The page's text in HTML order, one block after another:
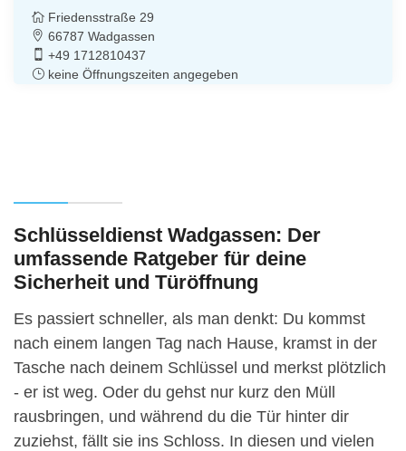
Friedensstraße 29
66787 Wadgassen
+49 1712810437
keine Öffnungszeiten angegeben
Schlüsseldienst Wadgassen: Der
umfassende Ratgeber für deine
Sicherheit und Türöffnung
Es passiert schneller, als man denkt: Du kommst
nach einem langen Tag nach Hause, kramst in der
Tasche nach deinem Schlüssel und merkst plötzlich
- er ist weg. Oder du gehst nur kurz den Müll
rausbringen, und während du die Tür hinter dir
zuziehst, fällt sie ins Schloss. In diesen und vielen